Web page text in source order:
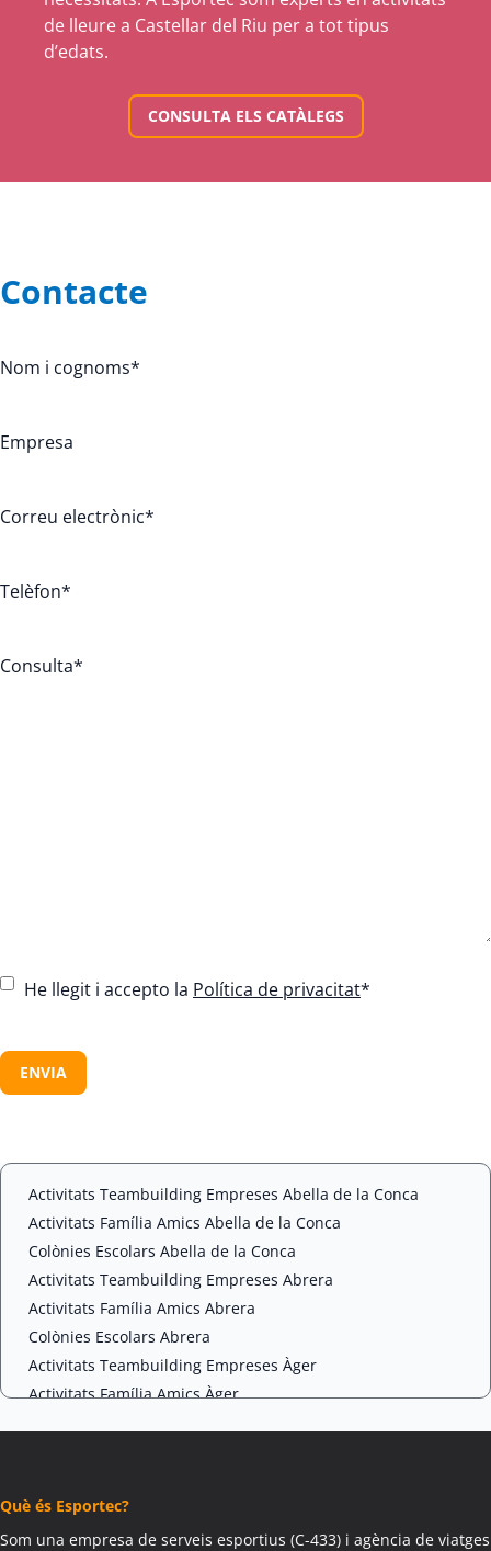
de lleure a Castellar del Riu per a tot tipus
d’edats.
CONSULTA ELS CATÀLEGS
Contacte
Nom i cognoms*
Empresa
Correu electrònic*
Telèfon*
Consulta*
C
s
e
*
He llegit i accepto la Política de privacitat*
A
P
H
Activitats Teambuilding Empreses Abella de la Conca
Activitats Família Amics Abella de la Conca
Colònies Escolars Abella de la Conca
Activitats Teambuilding Empreses Abrera
Activitats Família Amics Abrera
Colònies Escolars Abrera
Activitats Teambuilding Empreses Àger
Activitats Família Amics Àger
Colònies Escolars Agramunt
Activitats Teambuilding Empreses Aguilar de Segarra
Què és Esportec?
Som una empresa de serveis esportius (C-433) i agència de viatges